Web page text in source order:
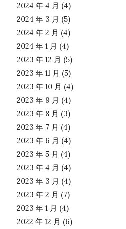
2024 年 4 月 (4)
2024 年 3 月 (5)
2024 年 2 月 (4)
2024 年 1 月 (4)
2023 年 12 月 (5)
2023 年 11 月 (5)
2023 年 10 月 (4)
2023 年 9 月 (4)
2023 年 8 月 (3)
2023 年 7 月 (4)
2023 年 6 月 (4)
2023 年 5 月 (4)
2023 年 4 月 (4)
2023 年 3 月 (4)
2023 年 2 月 (7)
2023 年 1 月 (4)
2022 年 12 月 (6)